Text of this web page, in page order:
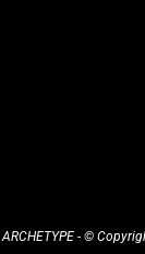
ARCHETYPE - ©